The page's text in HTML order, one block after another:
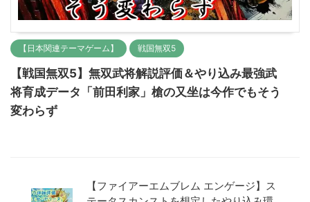
【日本関連テーマゲーム】 戦国無双5
【戦国無双5】無双武将解説評価＆やり込み最強武
将育成データ「前田利家」槍の又坐は今作でもそう
変わらず
【ファイアーエムブレム エンゲージ】ス